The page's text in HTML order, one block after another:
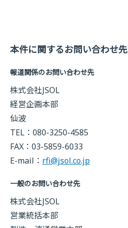
本件に関するお問い合わせ先
報道関係のお問い合わせ先
株式会社JSOL
経営企画本部
仙波
TEL：080-3250-4585
FAX：03-5859-6033
E-mail： rfi@jsol.co.jp
一般のお問い合わせ先
株式会社JSOL
営業統括本部